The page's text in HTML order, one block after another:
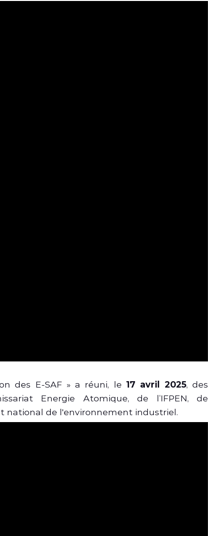
des E-SAF » a réuni, le17 avril 2025, des
Energie Atomique, de l’IFPEN, de
national de l'environnement industriel.